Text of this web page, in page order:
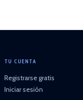
TU CUENTA
Registrarse gratis
Iniciar sesión